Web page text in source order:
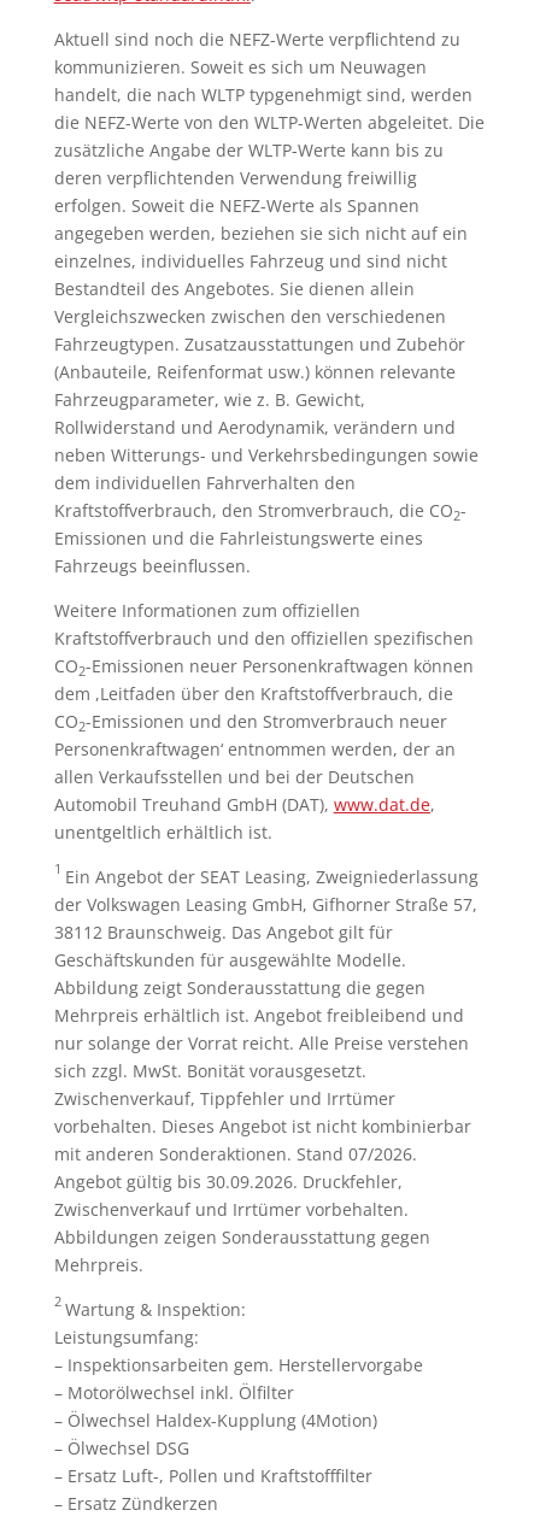
Aktuell sind noch die NEFZ-Werte verpflichtend zu
kommunizieren. Soweit es sich um Neuwagen
handelt, die nach WLTP typgenehmigt sind, werden
die NEFZ-Werte von den WLTP-Werten abgeleitet. Die
zusätzliche Angabe der WLTP-Werte kann bis zu
deren verpflichtenden Verwendung freiwillig
erfolgen. Soweit die NEFZ-Werte als Spannen
angegeben werden, beziehen sie sich nicht auf ein
einzelnes, individuelles Fahrzeug und sind nicht
Bestandteil des Angebotes. Sie dienen allein
Vergleichszwecken zwischen den verschiedenen
Fahrzeugtypen. Zusatzausstattungen und Zubehör
(Anbauteile, Reifenformat usw.) können relevante
Fahrzeugparameter, wie z. B. Gewicht,
Rollwiderstand und Aerodynamik, verändern und
neben Witterungs- und Verkehrsbedingungen sowie
dem individuellen Fahrverhalten den
Kraftstoffverbrauch, den Stromverbrauch, die CO2-
Emissionen und die Fahrleistungswerte eines
Fahrzeugs beeinflussen.
Weitere Informationen zum offiziellen
Kraftstoffverbrauch und den offiziellen spezifischen
CO2-Emissionen neuer Personenkraftwagen können
dem ,Leitfaden über den Kraftstoffverbrauch, die
CO2-Emissionen und den Stromverbrauch neuer
Personenkraftwagen‘ entnommen werden, der an
allen Verkaufsstellen und bei der Deutschen
Automobil Treuhand GmbH (DAT), www.dat.de,
unentgeltlich erhältlich ist.
1 Ein Angebot der SEAT Leasing, Zweigniederlassung
der Volkswagen Leasing GmbH, Gifhorner Straße 57,
38112 Braunschweig. Das Angebot gilt für
Geschäftskunden für ausgewählte Modelle.
Abbildung zeigt Sonderausstattung die gegen
Mehrpreis erhältlich ist. Angebot freibleibend und
nur solange der Vorrat reicht. Alle Preise verstehen
sich zzgl. MwSt. Bonität vorausgesetzt.
Zwischenverkauf, Tippfehler und Irrtümer
vorbehalten. Dieses Angebot ist nicht kombinierbar
mit anderen Sonderaktionen. Stand 07/2026.
Angebot gültig bis 30.09.2026. Druckfehler,
Zwischenverkauf und Irrtümer vorbehalten.
Abbildungen zeigen Sonderausstattung gegen
Mehrpreis.
2 Wartung & Inspektion:
Leistungsumfang:
– Inspektionsarbeiten gem. Herstellervorgabe
– Motorölwechsel inkl. Ölfilter
– Ölwechsel Haldex-Kupplung (4Motion)
– Ölwechsel DSG
– Ersatz Luft-, Pollen und Kraftstofffilter
– Ersatz Zündkerzen